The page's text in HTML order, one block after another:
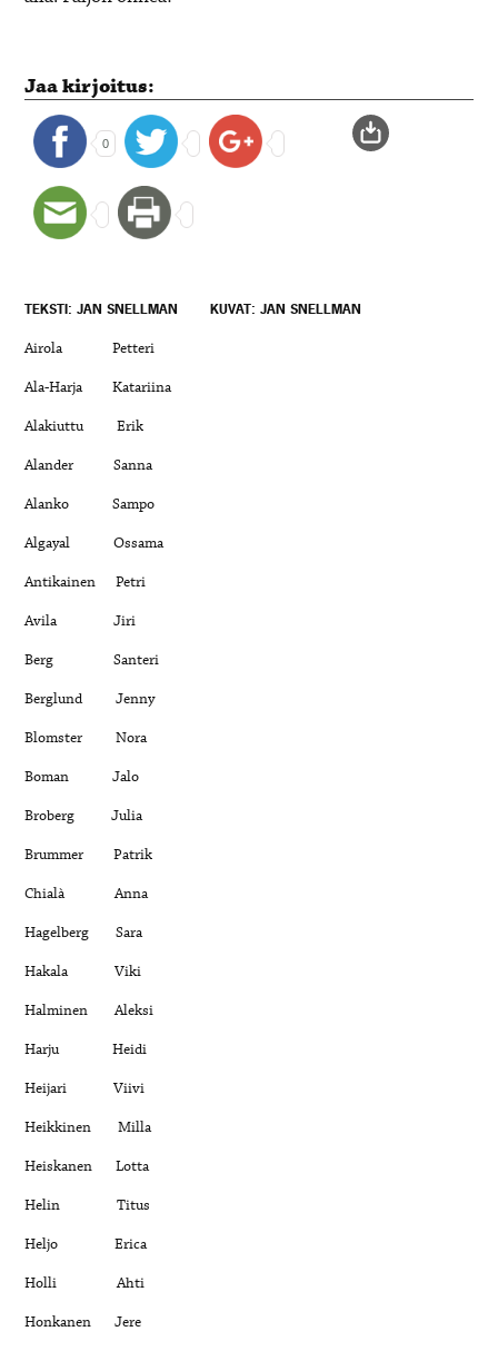
Jaa kirjoitus:
0
TEKSTI: JAN SNELLMAN KUVAT: JAN SNELLMAN
Airola Petteri
Ala-Harja Katariina
Alakiuttu Erik
Alander Sanna
Alanko Sampo
Algayal Ossama
Antikainen Petri
Avila Jiri
Berg Santeri
Berglund Jenny
Blomster Nora
Boman Jalo
Broberg Julia
Brummer Patrik
Chialà Anna
Hagelberg Sara
Hakala Viki
Halminen Aleksi
Harju Heidi
Heijari Viivi
Heikkinen Milla
Heiskanen Lotta
Helin Titus
Heljo Erica
Holli Ahti
Honkanen Jere